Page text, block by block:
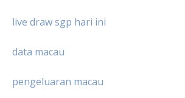
live draw sgp hari ini
data macau
pengeluaran macau